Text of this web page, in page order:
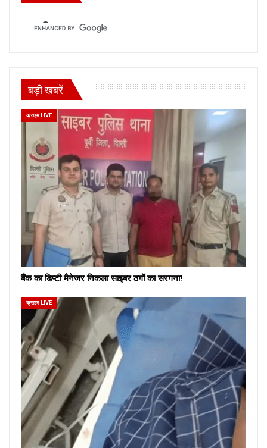
बड़ी खबरें
क्राइम LIVE
बैंक का डिप्टी मैनेजर निकला साइबर ठगों का सरगना!
क्राइम LIVE